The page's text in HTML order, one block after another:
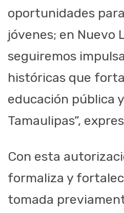
oportunidades
jóvenes; en Nuevo
seguiremos
históricas que
educación pública
Tamaulipas”,
Con esta
formaliza y
tomada